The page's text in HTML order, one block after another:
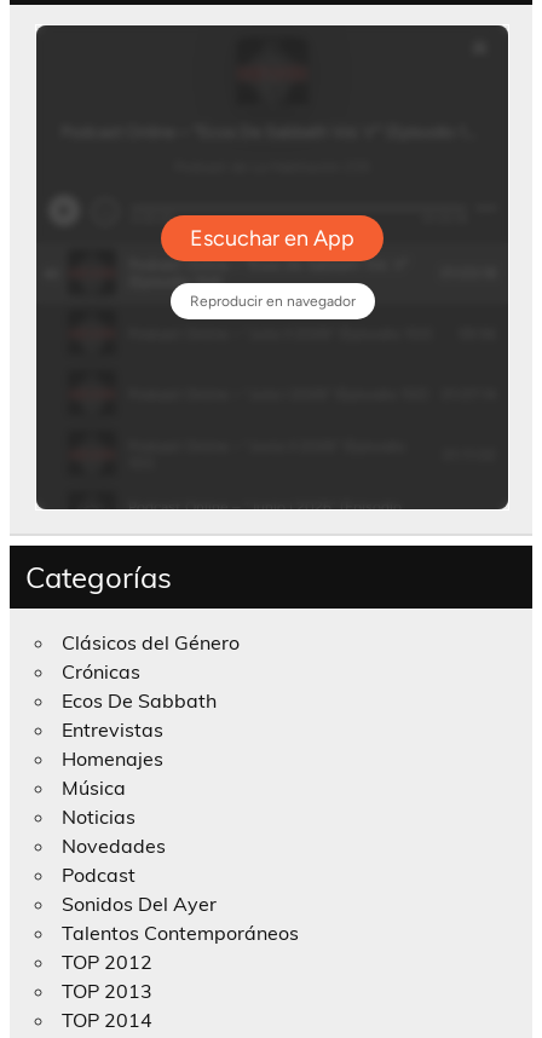
Categorías
Clásicos del Género
Crónicas
Ecos De Sabbath
Entrevistas
Homenajes
Música
Noticias
Novedades
Podcast
Sonidos Del Ayer
Talentos Contemporáneos
TOP 2012
TOP 2013
TOP 2014